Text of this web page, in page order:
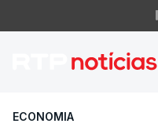
ECONOMIA